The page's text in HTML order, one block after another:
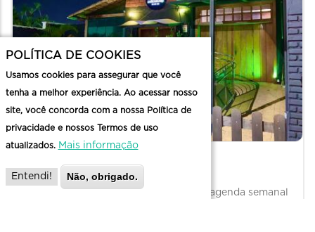
GASTROPUB
Carcamano Pub
Localizado no Barreiro, o Pub oferece agenda semanal
POLÍTICA DE COOKIES
Usamos cookies para assegurar que você
tenha a melhor experiência. Ao acessar nosso
site, você concorda com a nossa Política de
privacidade e nossos Termos de uso
atualizados. Mais informação
Entendi! Não, obrigado.